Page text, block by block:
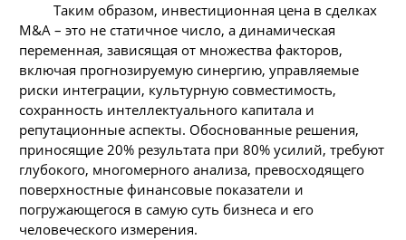
Таким образом, инвестиционная цена в сделках
M&A – это не статичное число, а динамическая
переменная, зависящая от множества факторов,
включая прогнозируемую синергию, управляемые
риски интеграции, культурную совместимость,
сохранность интеллектуального капитала и
репутационные аспекты. Обоснованные решения,
приносящие 20% результата при 80% усилий, требуют
глубокого, многомерного анализа, превосходящего
поверхностные финансовые показатели и
погружающегося в самую суть бизнеса и его
человеческого измерения.